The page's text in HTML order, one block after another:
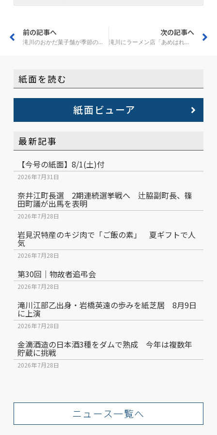
前の記事へ
滝川のおかだ菓子舗が季節のチーズケーキ 第一弾はカボチャ
次の記事へ
滝川にラーメン店「あめはれ」が開店
紙面を読む
紙面ビューア
最新記事
【今号の紙面】8/1(土)付
2026年7月31日
奈井江町長選 2期連続選挙戦へ 辻脇副町長、篠
田町議が出馬を表明
2026年7月28日
岩見沢特産のキジ肉で「ご飯の素」 夏ギフトで人
気
2026年7月28日
第30回｜物故者追弔会
2026年7月28日
滝川江部乙出身・岩橋英遠の歩みを紙芝居 8月9日
に上演
2026年7月28日
金滴酒造の日本酒3種をダムで熟成 今年は複数年
貯蔵に挑戦
2026年7月28日
ニュース一覧へ